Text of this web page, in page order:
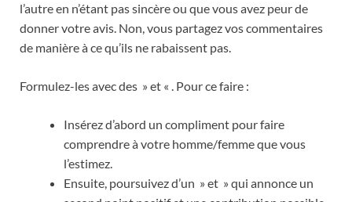
l’autre en n’étant pas sincère ou que vous avez peur de
donner votre avis. Non, vous partagez vos commentaires
de manière à ce qu’ils ne rabaissent pas.
Formulez-les avec des » et « . Pour ce faire :
Insérez d’abord un compliment pour faire
comprendre à votre homme/femme que vous
l’estimez.
Ensuite, poursuivez d’un » et » qui annonce un